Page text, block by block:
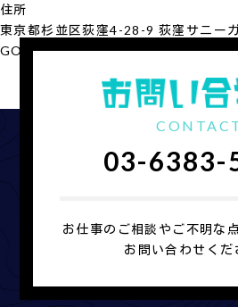
住所
東京都杉並区荻窪4-28-9 荻窪サニー
GOOGLE MAP
会社概要を見
03-6383-
お仕事のご相談やご不明な
お問い合わせくだ